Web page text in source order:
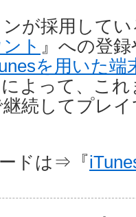
ンが採用して
ト 』への登
を用いた
よって、こ
続してプレ
ドは⇒『